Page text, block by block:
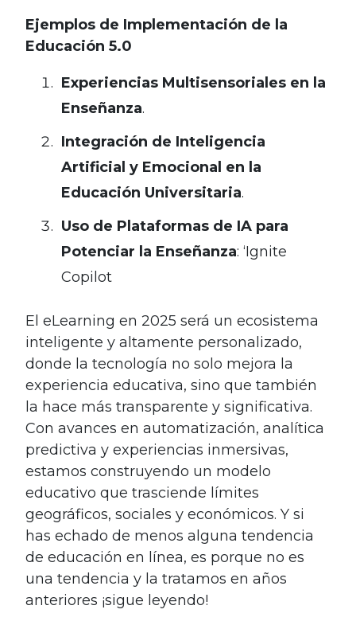
Ejemplos de Implementación de la
Educación 5.0
Experiencias Multisensoriales en la
Enseñanza.
Integración de Inteligencia
Artificial y Emocional en la
Educación Universitaria.
Uso de Plataformas de IA para
Potenciar la Enseñanza: ‘Ignite
Copilot
El eLearning en 2025 será un ecosistema
inteligente y altamente personalizado,
donde la tecnología no solo mejora la
experiencia educativa, sino que también
la hace más transparente y significativa.
Con avances en automatización, analítica
predictiva y experiencias inmersivas,
estamos construyendo un modelo
educativo que trasciende límites
geográficos, sociales y económicos. Y si
has echado de menos alguna tendencia
de educación en línea, es porque no es
una tendencia y la tratamos en años
anteriores ¡sigue leyendo!